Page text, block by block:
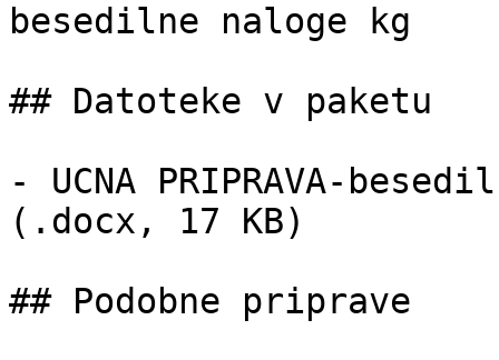
besedilne naloge kg
## Datoteke v paketu
- UCNA PRIPRAVA-
(.docx, 17 KB)
## Podobne priprave